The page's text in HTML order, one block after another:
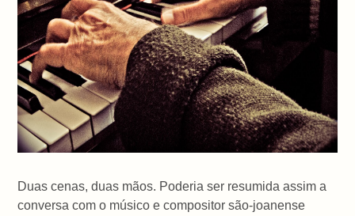
Duas cenas, duas mãos. Poderia ser resumida assim a
conversa com o músico e compositor são-joanense